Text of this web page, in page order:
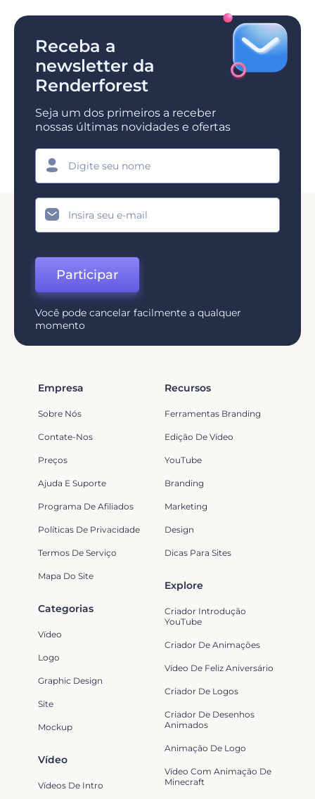
Receba a
newsletter da
Renderforest
Seja um dos primeiros a receber
nossas últimas novidades e ofertas
Participar
Você pode cancelar facilmente a qualquer
momento
Empresa
Sobre Nós
Contate-Nos
Preços
Ajuda E Suporte
Programa De Afiliados
Políticas De Privacidade
Termos De Serviço
Mapa Do Site
Recursos
Ferramentas Branding
Edição De Vídeo
YouTube
Branding
Marketing
Design
Dicas Para Sites
Categorias
Vídeo
Logo
Graphic Design
Site
Mockup
Explore
Criador Introdução
YouTube
Criador De Animações
Vídeo De Feliz Aniversário
Criador De Logos
Criador De Desenhos
Animados
Animação De Logo
Vídeo Com Animação De
Minecraft
Vídeo
Vídeos De Intro